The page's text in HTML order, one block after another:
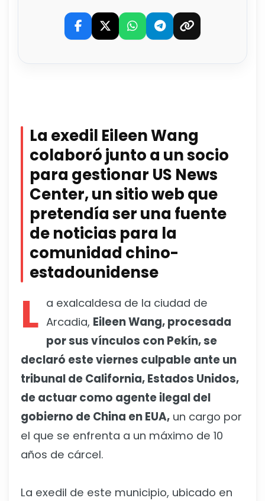
La exedil Eileen Wang
colaboró junto a un socio
para gestionar US News
Center, un sitio web que
pretendía ser una fuente
de noticias para la
comunidad chino-
estadounidense
L a exalcaldesa de la ciudad de
Arcadia, Eileen Wang, procesada
por sus vínculos con Pekín, se
declaró este viernes culpable ante un
tribunal de California, Estados Unidos,
de actuar como agente ilegal del
gobierno de China en EUA, un cargo por
el que se enfrenta a un máximo de 10
años de cárcel.
La exedil de este municipio, ubicado en